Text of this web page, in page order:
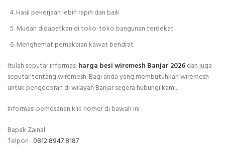
Hasil pekerjaan lebih rapih dan baik
Mudah didapatkan di toko-toko bangunan terdekat
Menghemat pemakaian kawat bendrat
Itulah seputar informasiharga besi wiremesh Banjar 2026dan juga
seputar tentang wiremesh. Bagi anda yang membutuhkan wiremesh
untuk pengecoran di wilayah Banjar segera hubungi kami.
Informasi pemesanan klik nomer di bawah ini :
Bapak Zainal
Telpon :0812 8947 8187